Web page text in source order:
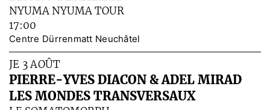
NYUMA NYUMA TOUR
17:00
Centre Dürrenmatt Neuchâtel
JE 3 AOÛT
PIERRE-YVES DIACON & ADEL MIRAD
LES MONDES TRANSVERSAUX